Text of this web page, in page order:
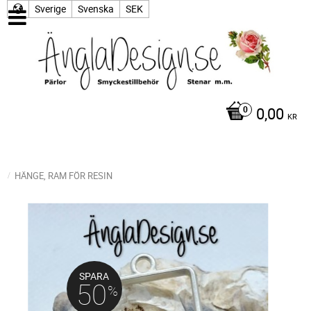
Sverige Svenska SEK
0,00 KR
HÄNGE, RAM FÖR RESIN
SPARA
50%